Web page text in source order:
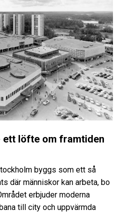
ett löfte om framtiden
byggs som ett så
där människor kan arbeta, bo
erbjuder moderna
till city och uppvärmda